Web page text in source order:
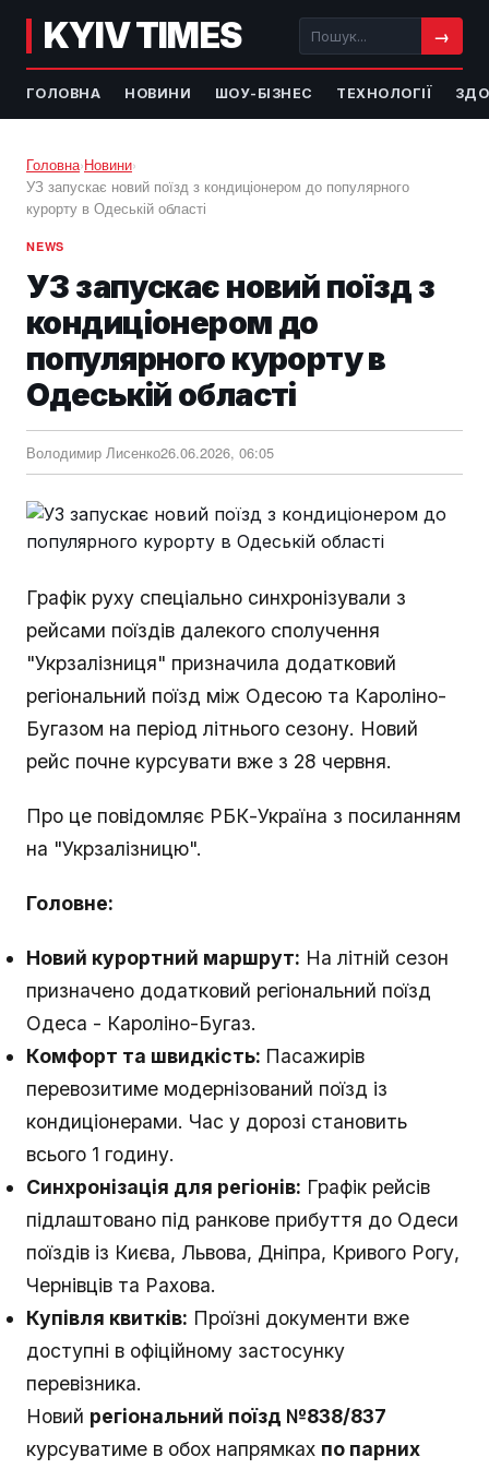
KYIV TIMES →
ГОЛОВНА НОВИНИ ШОУ-БІЗНЕС ТЕХНОЛОГІЇ
Головна›Новини›
УЗ запускає новий поїзд з кондиціонером до популярного
курорту в Одеській області
NEWS
УЗ запускає новий поїзд з
кондиціонером до
популярного курорту в
Одеській області
Володимир Лисенко26.06.2026, 06:05
Графік руху спеціально синхронізували з
рейсами поїздів далекого сполучення
"Укрзалізниця" призначила додатковий
регіональний поїзд між Одесою та Кароліно-
Бугазом на період літнього сезону. Новий
рейс почне курсувати вже з 28 червня.
Про це повідомляє РБК-Україна з посиланням
на "Укрзалізницю".
Головне:
Новий курортний маршрут: На літній сезон
призначено додатковий регіональний поїзд
Одеса - Кароліно-Бугаз.
Комфорт та швидкість: Пасажирів
перевозитиме модернізований поїзд із
кондиціонерами. Час у дорозі становить
всього 1 годину.
Синхронізація для регіонів: Графік рейсів
підлаштовано під ранкове прибуття до Одеси
поїздів із Києва, Львова, Дніпра, Кривого Рогу,
Чернівців та Рахова.
Купівля квитків: Проїзні документи вже
доступні в офіційному застосунку
перевізника.
Новий регіональний поїзд №838/837
курсуватиме в обох напрямках по парних